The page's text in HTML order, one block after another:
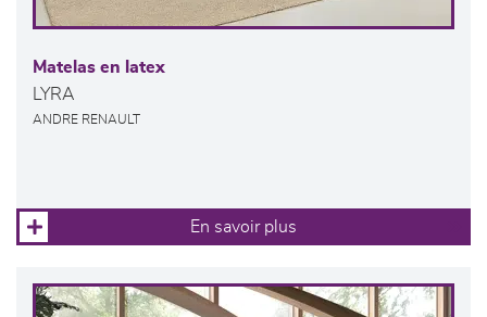
Matelas en latex
LYRA
ANDRE RENAULT
En savoir plus